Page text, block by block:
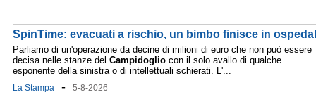
SpinTime: evacuati a rischio, un bimbo finisce in
Parliamo di un'operazione da decine di milioni di euro che non può essere
decisa nelle stanze del Campidoglio con il solo avallo di qualche
esponente della sinistra o di intellettuali schierati. L'...
La Stampa - 5-8-2026